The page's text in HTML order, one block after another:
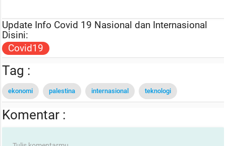
Update Info Covid 19 Nasional dan Internasional
Disini:
Covid19
Tag :
ekonomi palestina internasional teknologi
Komentar :